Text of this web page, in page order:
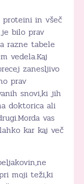
proteini in všeč
bilo prav
razne tabele
vedela.Kaj
zanesljivo
prav
snovi,ki jih
doktorica ali
vas
kar kaj več
moji teži,ki